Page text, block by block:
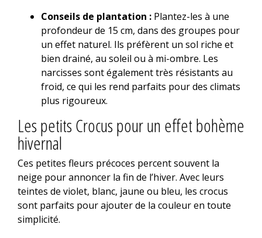
Conseils de plantation :Plantez-les à une
profondeur de 15 cm, dans des groupes pour
un effet naturel. Ils préfèrent un sol riche et
bien drainé, au soleil ou à mi-ombre. Les
narcisses sont également très résistants au
froid, ce qui les rend parfaits pour des climats
plus rigoureux.
Les petits Crocus pour un effet bohème
hivernal
Ces petites fleurs précoces percent souvent la
neige pour annoncer la fin de l’hiver. Avec leurs
teintes de violet, blanc, jaune ou bleu, les crocus
sont parfaits pour ajouter de la couleur en toute
simplicité.